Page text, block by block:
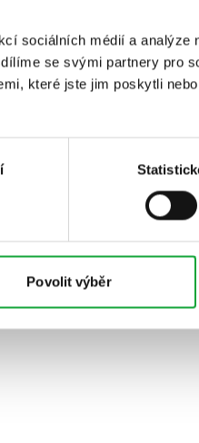
sociálních médií a
se svými partnery pro
které jste jim poskytli
Povolit výběr